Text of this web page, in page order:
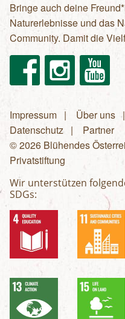
Bringe auch deine
Naturerlebnisse und das
Community. Damit die
FacebookInstagram Youtube
Fußzeilenmenü
Impressum Über uns
Datenschutz
Partner
© 2026 Blühendes
Privatstiftung
Wir unterstützen
SDGs: